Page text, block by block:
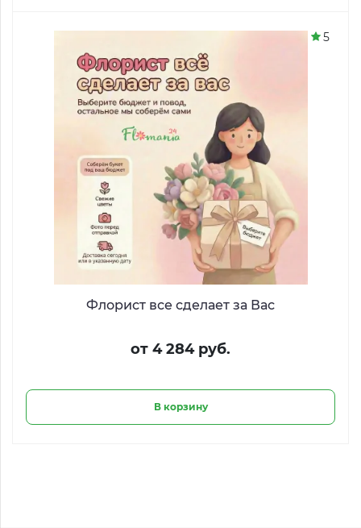
Флорист все сделает за Вас
от 4 284 руб.
В корзину
5